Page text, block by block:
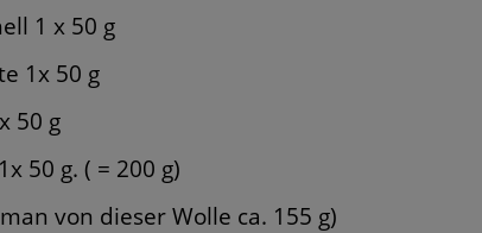
1 x 50 g
1x 50 g
50 g
50 g. ( = 200 g)
von dieser Wolle ca. 155 g)